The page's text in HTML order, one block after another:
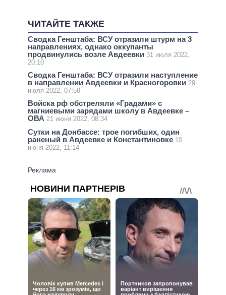
ЧИТАЙТЕ ТАКЖЕ
Сводка Генштаба: ВСУ отразили штурм на 3
направлениях, однако оккупанты
продвинулись возле Авдеевки 31 июля 2022,
20:10
Сводка Генштаба: ВСУ отразили наступление
в направлении Авдеевки и Красногоровки 29
июля 2022, 07:58
Войска рф обстреляли «Градами» с
магниевыми зарядами школу в Авдеевке –
ОВА 21 июня 2022, 08:34
Сутки на Донбассе: трое погибших, один
раненый в Авдеевке и Константиновке 10
июня 2022, 11:14